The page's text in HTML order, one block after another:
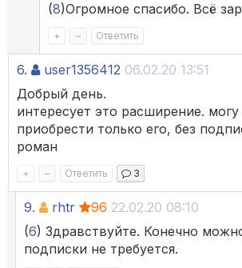
(8)Огромное спасибо. Всё
+ – Ответить
6. user1356412 06.02.20 13:51
Добрый день.
интересует это расширение. могу
приобрести только его, без
роман
+ – Ответить 3
9. rhtr 96 22.02.20 08:10
(6) Здравствуйте. Конечно
подписки не требуется.